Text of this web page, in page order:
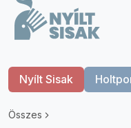
Nyílt Sisak
Összes